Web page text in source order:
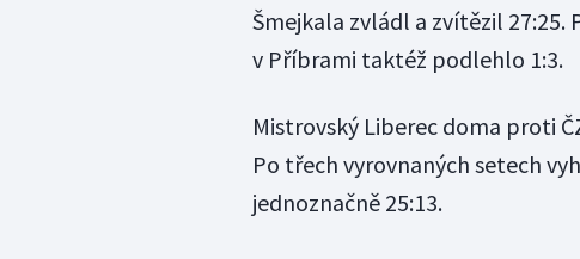
Šmejkala zvládl a zvítězil 27:25.
v Příbrami taktéž podlehlo 1:3.
Mistrovský Liberec doma proti
Po třech vyrovnaných setech
jednoznačně 25:13.